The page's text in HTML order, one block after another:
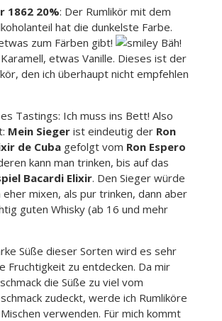
1862 20%: Der Rumlikör mit dem
hat die dunkelste Farbe.
zum Färben gibt!
Bäh!
etwas Vanille. Dieses ist der
den ich überhaupt nicht empfehlen
Tastings: Ich muss ins Bett! Also
Mein Siegerist eindeutig der Ron
de Cubagefolgt vom Ron Espero
kann man trinken, bis auf das
Bacardi Elixir. Den Sieger würde
eher mixen, als pur trinken, dann aber
guten Whisky (ab 16 und mehr
Süße dieser Sorten wird es sehr
Fruchtigkeit zu entdecken. Da mir
die Süße zu viel vom
zudeckt, werde ich Rumliköre
verwenden. Für mich kommt